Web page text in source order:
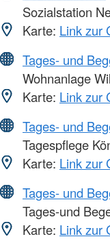
Sozialstation
Karte: Link zur
Tages- und
Wohnanlage
Karte: Link zur
Tages- und
Tagespflege
Karte: Link zur
Tages- und
Tages-und
Karte: Link zur